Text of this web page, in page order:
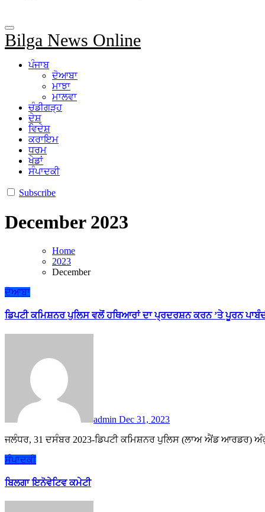
Bilga News Online
ਪੰਜਾਬ
ਦੋਆਬਾ
ਮਾਝਾ
ਮਾਲਵਾ
ਚੰਡੀਗੜ੍ਹ
ਦੇਸ਼
ਵਿਦੇਸ਼
ਕਰਾਇਮ
ਧਰਮ
ਖੇਡਾਂ
ਸੰਪਾਦਕੀ
Subscribe
December 2023
Home
2023
December
ਦੋਆਬਾ
ਡਿਪਟੀ ਕਮਿਸ਼ਨਰ ਪੁਲਿਸ ਵਲੋਂ ਹਥਿਆਰਾਂ ਦਾ ਪ੍ਰਦਰਸ਼ਨ ਕਰਨ ’ਤੇ ਪੂਰਨ
admin Dec 31, 2023
ਜਲੰਧਰ, 31 ਦਸੰਬਰ 2023-ਡਿਪਟੀ ਕਮਿਸ਼ਨਰ ਪੁਲਿਸ (ਲਾਅ ਐਂਡ ਆਰਡਰ)
ਸੰਪਾਦਕੀ
ਬਿਲਗਾ ਇਨੋਵੇਟਿਵ ਕਮੇਟੀ